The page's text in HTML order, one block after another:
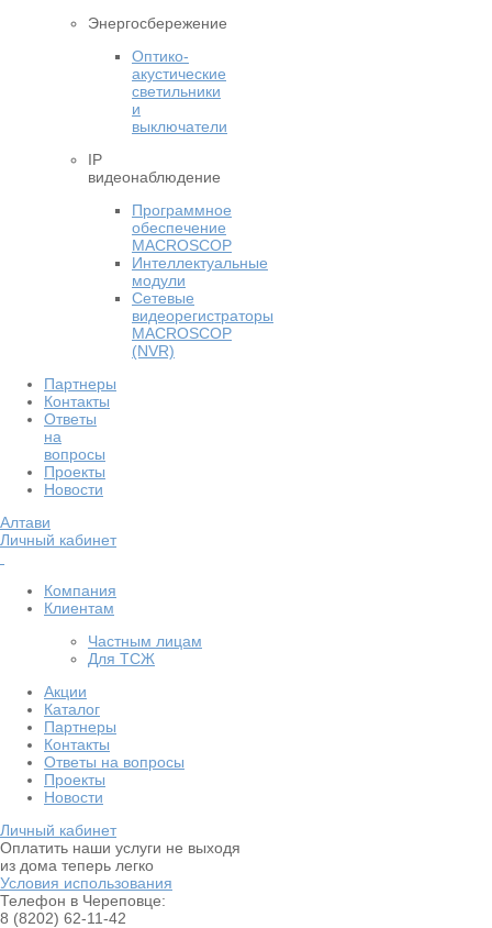
Энергосбережение
Оптико-
акустические
светильники
и
выключатели
IP
видеонаблюдение
Программное
обеспечение
MACROSCOP
Интеллектуальные
модули
Сетевые
видеорегистраторы
MACROSCOP
(NVR)
Партнеры
Контакты
Ответы
на
вопросы
Проекты
Новости
Алтави
Личный кабинет
Компания
Клиентам
Частным лицам
Для ТСЖ
Акции
Каталог
Партнеры
Контакты
Ответы на вопросы
Проекты
Новости
Личный кабинет
Оплатить наши услуги не выходя
из дома теперь легко
Условия использования
Телефон в Череповце:
8 (8202) 62-11-42